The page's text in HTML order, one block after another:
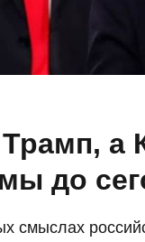
а
до
смыслах